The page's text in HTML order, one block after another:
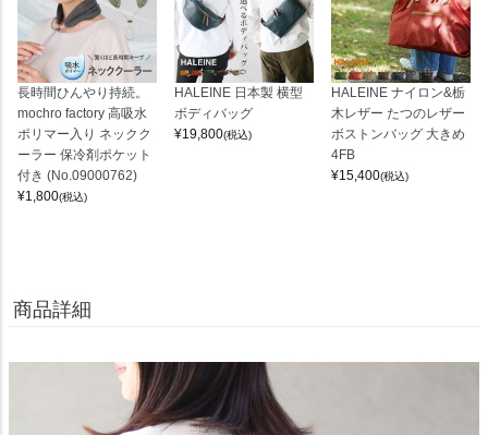
長時間ひんやり持続。
mochro factory 高吸水
ポリマー入り ネックク
ーラー 保冷剤ポケット
付き (No.09000762)
¥1,800(税込)
HALEINE 日本製 横型
ボディバッグ
¥19,800(税込)
HALEINE ナイロン&栃
木レザー たつのレザー
ボストンバッグ 大きめ
4FB
¥15,400(税込)
商品詳細